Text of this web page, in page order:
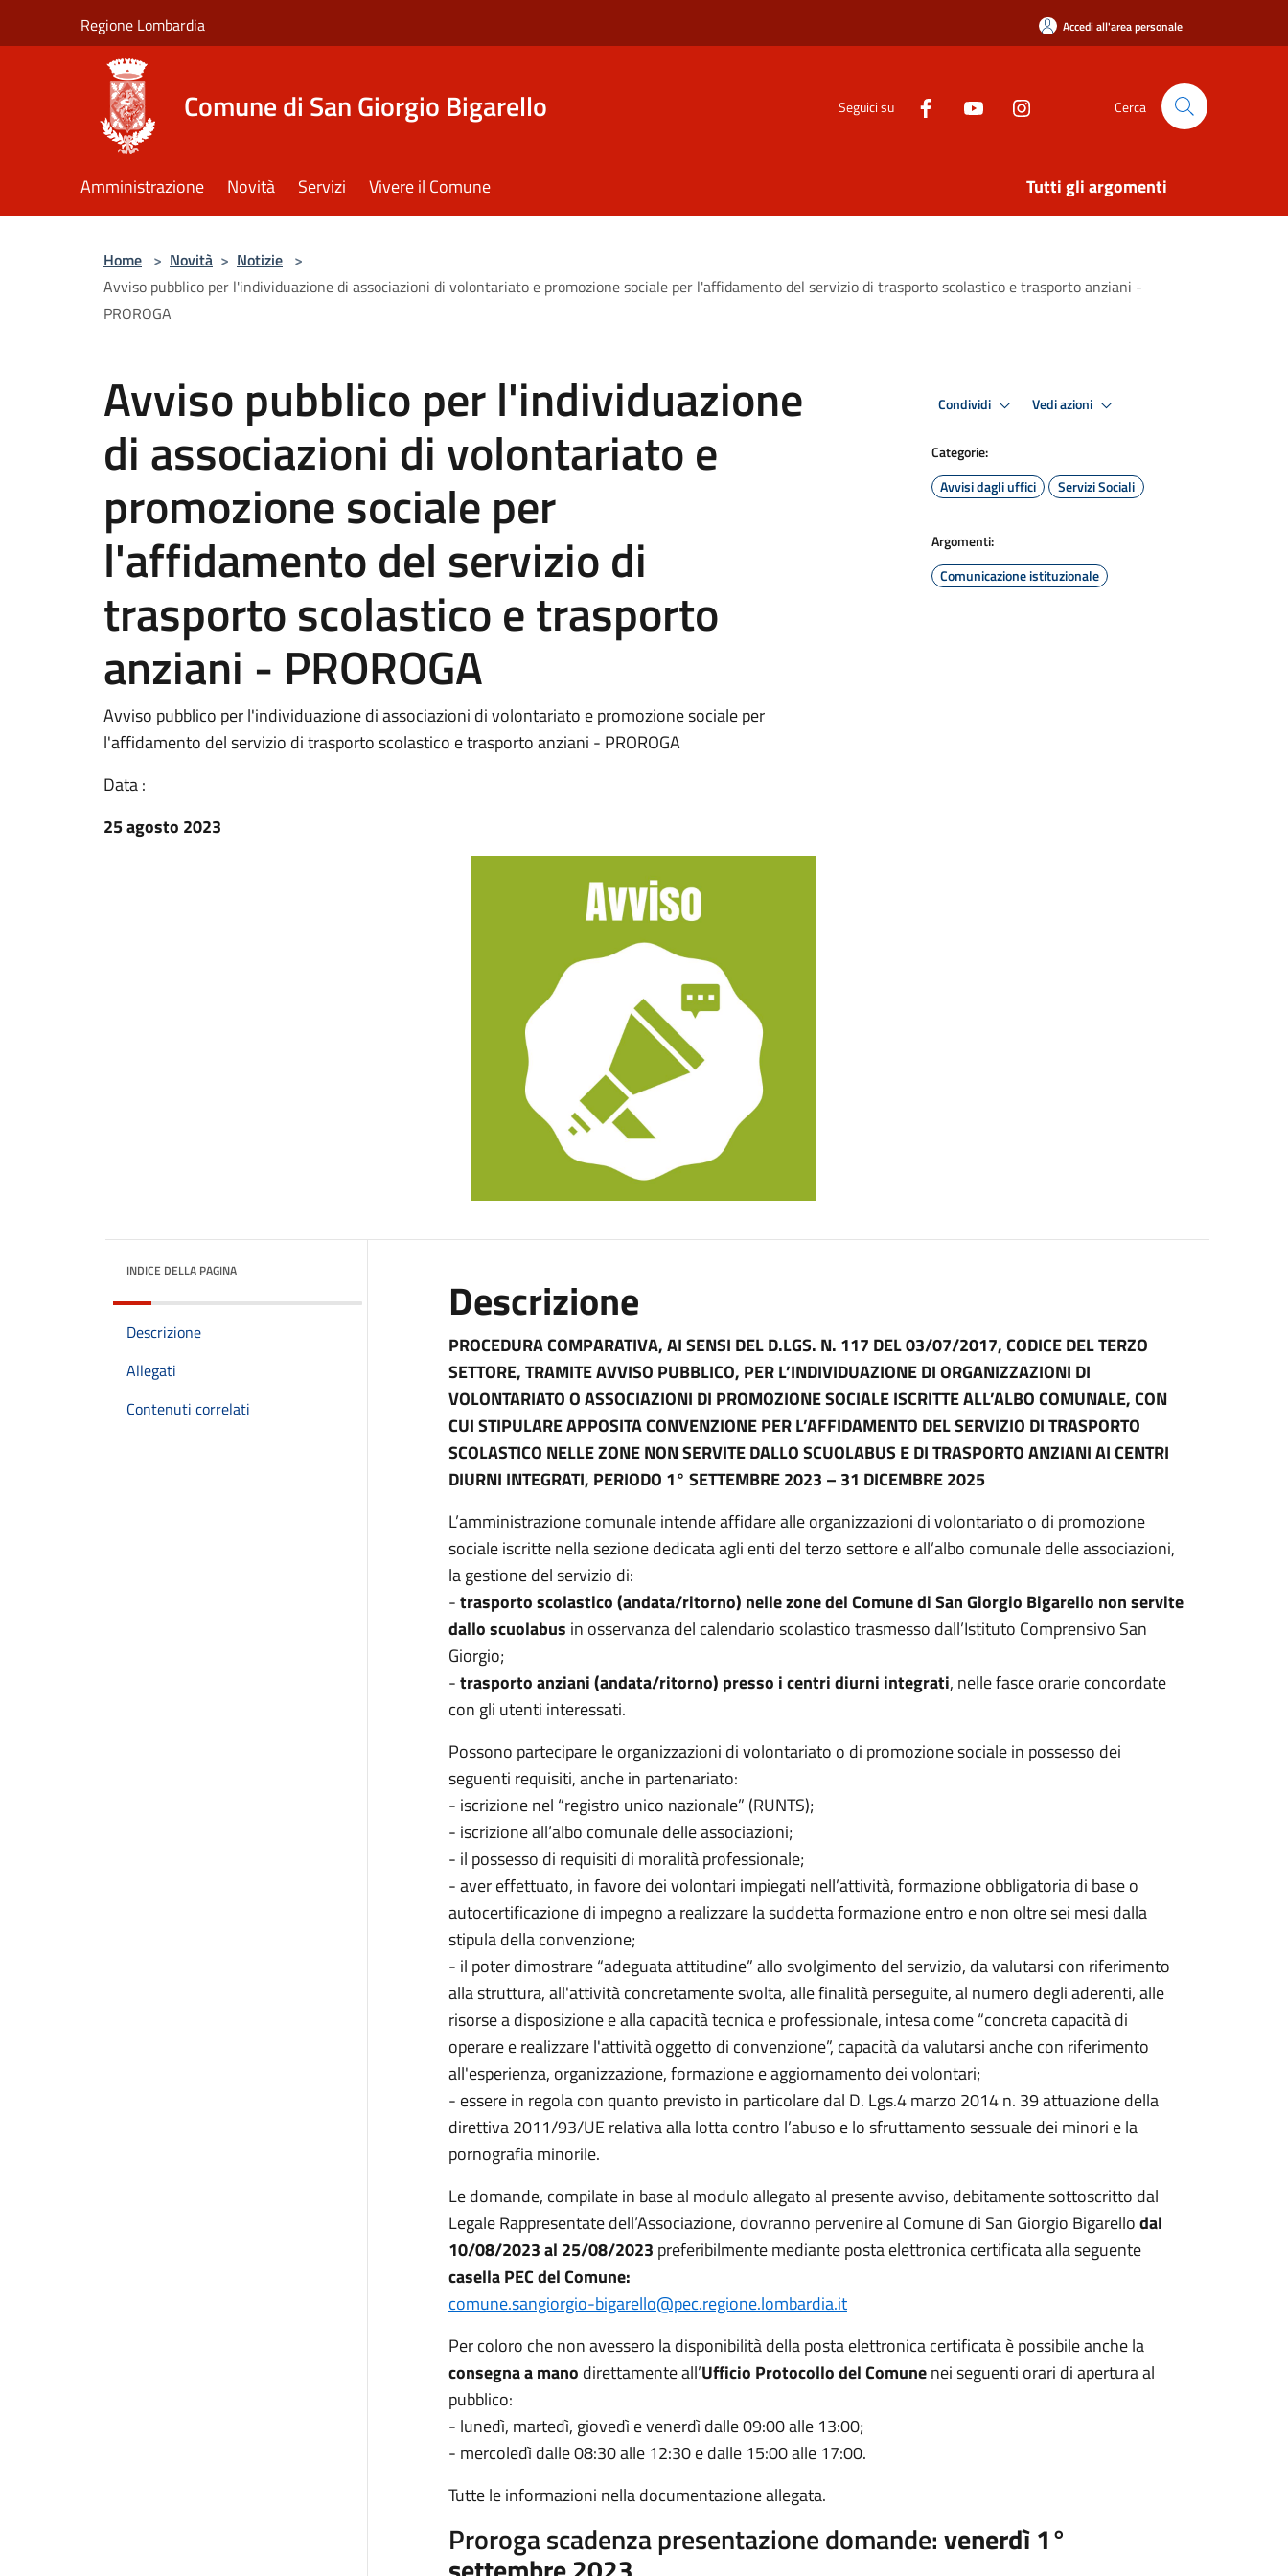
Regione Lombardia Accedi all'area personale
Comune di San Giorgio Bigarello Seguici su Cerca
Amministrazione Novità Servizi Vivere il Comune Tutti gli argomenti
Home > Novità > Notizie >
Avviso pubblico per l'individuazione di associazioni di volontariato e promozione sociale per l'affidamento del servizio di trasporto scolastico e trasporto anziani -
PROROGA
Avviso pubblico per l'individuazione
di associazioni di volontariato e
promozione sociale per
l'affidamento del servizio di
trasporto scolastico e trasporto
anziani - PROROGA
Avviso pubblico per l'individuazione di associazioni di volontariato e promozione sociale per
l'affidamento del servizio di trasporto scolastico e trasporto anziani - PROROGA
Data :
25 agosto 2023
Condividi Vedi azioni
Categorie:
Avvisi dagli uffici
Servizi Sociali
Argomenti:
Comunicazione istituzionale
INDICE DELLA PAGINA
Descrizione
Allegati
Contenuti correlati
Descrizione
PROCEDURA COMPARATIVA, AI SENSI DEL D.LGS. N. 117 DEL 03/07/2017, CODICE DEL TERZO
SETTORE, TRAMITE AVVISO PUBBLICO, PER L’INDIVIDUAZIONE DI ORGANIZZAZIONI DI
VOLONTARIATO O ASSOCIAZIONI DI PROMOZIONE SOCIALE ISCRITTE ALL’ALBO COMUNALE, CON
CUI STIPULARE APPOSITA CONVENZIONE PER L’AFFIDAMENTO DEL SERVIZIO DI TRASPORTO
SCOLASTICO NELLE ZONE NON SERVITE DALLO SCUOLABUS E DI TRASPORTO ANZIANI AI CENTRI
DIURNI INTEGRATI, PERIODO 1° SETTEMBRE 2023 – 31 DICEMBRE 2025
L’amministrazione comunale intende affidare alle organizzazioni di volontariato o di promozione
sociale iscritte nella sezione dedicata agli enti del terzo settore e all’albo comunale delle associazioni,
la gestione del servizio di:
-trasporto scolastico (andata/ritorno) nelle zone del Comune di San Giorgio Bigarello non servite
dallo scuolabus in osservanza del calendario scolastico trasmesso dall’Istituto Comprensivo San
Giorgio;
-trasporto anziani (andata/ritorno) presso i centri diurni integrati, nelle fasce orarie concordate
con gli utenti interessati.
Possono partecipare le organizzazioni di volontariato o di promozione sociale in possesso dei
seguenti requisiti, anche in partenariato:
- iscrizione nel “registro unico nazionale” (RUNTS);
- iscrizione all’albo comunale delle associazioni;
- il possesso di requisiti di moralità professionale;
- aver effettuato, in favore dei volontari impiegati nell’attività, formazione obbligatoria di base o
autocertificazione di impegno a realizzare la suddetta formazione entro e non oltre sei mesi dalla
stipula della convenzione;
- il poter dimostrare “adeguata attitudine” allo svolgimento del servizio, da valutarsi con riferimento
alla struttura, all'attività concretamente svolta, alle finalità perseguite, al numero degli aderenti, alle
risorse a disposizione e alla capacità tecnica e professionale, intesa come “concreta capacità di
operare e realizzare l'attività oggetto di convenzione”, capacità da valutarsi anche con riferimento
all'esperienza, organizzazione, formazione e aggiornamento dei volontari;
- essere in regola con quanto previsto in particolare dal D. Lgs.4 marzo 2014 n. 39 attuazione della
direttiva 2011/93/UE relativa alla lotta contro l’abuso e lo sfruttamento sessuale dei minori e la
pornografia minorile.
Le domande, compilate in base al modulo allegato al presente avviso, debitamente sottoscritto dal
Legale Rappresentate dell’Associazione, dovranno pervenire al Comune di San Giorgio Bigarellodal
10/08/2023 al 25/08/2023 preferibilmente mediante posta elettronica certificata alla seguente
casella PEC del Comune:
comune.sangiorgio-bigarello@pec.regione.lombardia.it
Per coloro che non avessero la disponibilità della posta elettronica certificata è possibile anche la
consegna a mano direttamente all’Ufficio Protocollo del Comunenei seguenti orari di apertura al
pubblico:
- lunedì, martedì, giovedì e venerdì dalle 09:00 alle 13:00;
- mercoledì dalle 08:30 alle 12:30 e dalle 15:00 alle 17:00.
Tutte le informazioni nella documentazione allegata.
Proroga scadenza presentazione domande:venerdì 1°